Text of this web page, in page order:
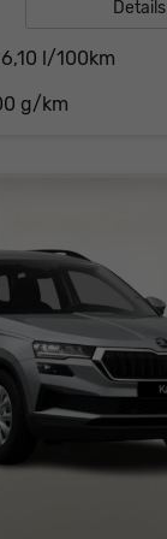
Details
6,10 l/100km
g/km